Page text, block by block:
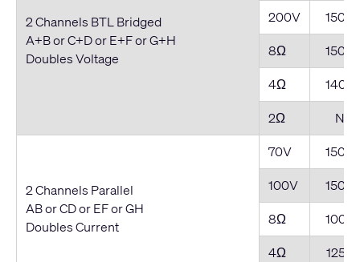
2 Channels BTL Bridged
A+B or C+D or E+F or G+H
Doubles Voltage
200V
1500
8Ω
1500
4Ω
1400
2Ω
NR*
2 Channels Parallel
AB or CD or EF or GH
Doubles Current
70V
1500
100V
1500
8Ω
1000
4Ω
1250